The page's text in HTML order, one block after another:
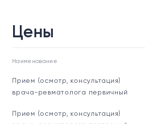
Цены
Наименование
Прием (осмотр, консультация)
врача-ревматолога первичный
Прием (осмотр, консультация)